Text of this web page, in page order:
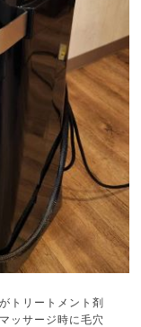
トリートメント剤
ッサージ時に毛穴